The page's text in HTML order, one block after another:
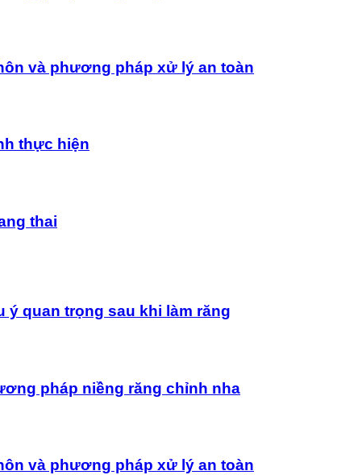
và phương pháp xử lý an toàn
thực hiện
thai
ý quan trọng sau khi làm răng
pháp niềng răng chỉnh nha
và phương pháp xử lý an toàn